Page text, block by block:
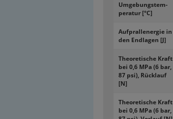
Um­ge­bungs­tem­
pe­ra­tur [°C]
Auf­prall­ener­gie in
den End­la­gen [J]
Theo­re­ti­sche Kraft
bei 0,6 MPa (6 bar,
87 psi), Rück­lauf
[N]
Theo­re­ti­sche Kraft
bei 0,6 MPa (6 bar,